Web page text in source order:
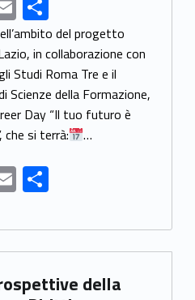
m
ai
l
h
ar
e
del progetto
in collaborazione con
Studi Roma Tre e il
Scienze della Formazione,
Day “Il tuo futuro è
che si terrà:
…
E
m
ai
l
S
ar
e
della